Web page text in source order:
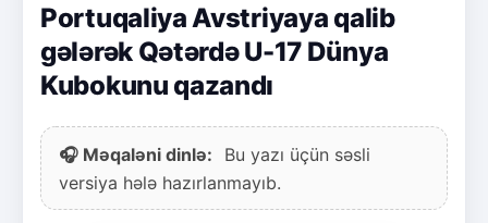
Portuqaliya Avstriyaya qalib
gələrək Qətərdə U-17 Dünya
Kubokunu qazandı
🎧 Məqaləni dinlə:
Bu yazı üçün səsli
versiya hələ hazırlanmayıb.